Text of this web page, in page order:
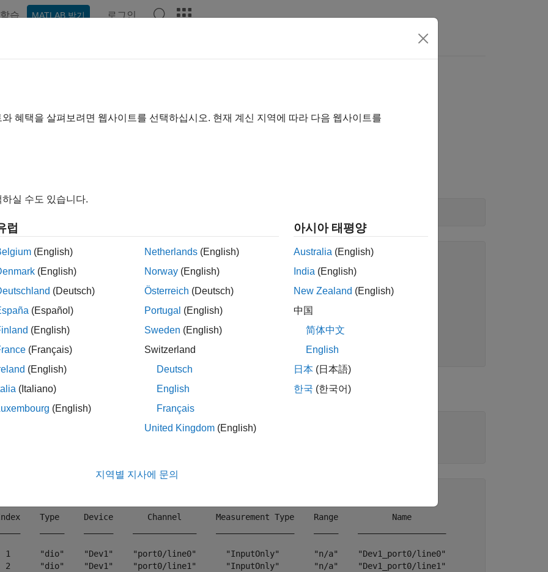
학습 MATLAB 받기 로그인
는 기계 번역을 사용하여 번역되었습니다. 영어 원문을 보려면 여기를 클릭하십시오.
Description                  Model             DeviceInfo
___________________________________    __________    _______________________
"National Instruments(TM) USB-6363"    "USB-6363"    [1×1 daq.ni.DeviceInfo]
객체를 생성하고, 포트에서 4개의 디지털 입력 라인을 추가하십시오.
Type     Device       Channel       Measurement Type    Range           Name
1      "dio"    "Dev1"    "port0/line0"      "InputOnly"       "n/a"    "Dev1_port0/line0"
2      "dio"    "Dev1"    "port0/line1"      "InputOnly"       "n/a"    "Dev1_port0/line1"
혜택을 살펴보려면 웹사이트를 선택하십시오. 현재 계신 지역에 따라 다음 웹사이트를
실 수도 있습니다.
럽
(English)
(English)
(Deutsch)
(Español)
(English)
(Français)
(English)
(Italiano)
(English)
Netherlands (English)
Norway (English)
Österreich (Deutsch)
Portugal (English)
Sweden (English)
Switzerland
Deutsch
English
Français
United Kingdom (English)
아시아 태평양
Australia (English)
India (English)
New Zealand (English)
中国
简体中文
English
日本 (日本語)
한국 (한국어)
지역별 지사에 문의